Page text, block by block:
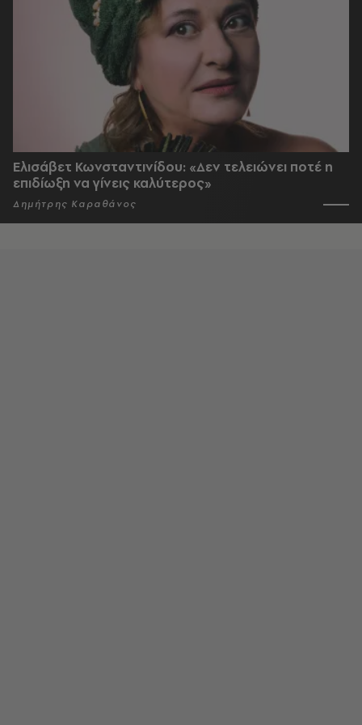
Ελισάβετ Κωνσταντινίδου: «Δεν τελειώνει ποτέ η
επιδίωξη να γίνεις καλύτερος»
Δημήτρης Καραθάνος